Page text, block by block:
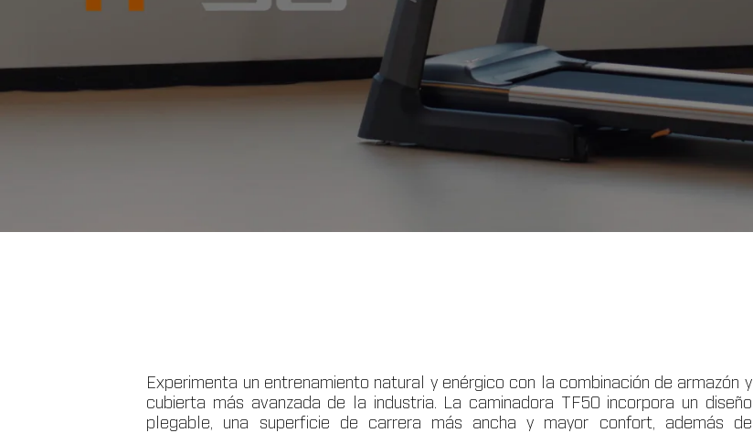
Experimenta un entrenamiento natural y enérgico con la combinación de armazón y
cubierta más avanzada de la industria. La caminadora TF50 incorpora un diseño
plegable, una superficie de carrera más ancha y mayor confort, además de